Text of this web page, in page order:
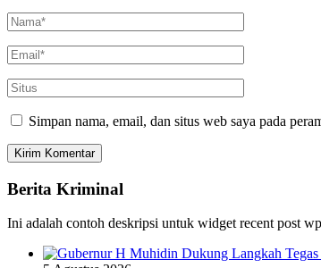
Simpan nama, email, dan situs web saya pada
Berita Kriminal
Ini adalah contoh deskripsi untuk widget recent post